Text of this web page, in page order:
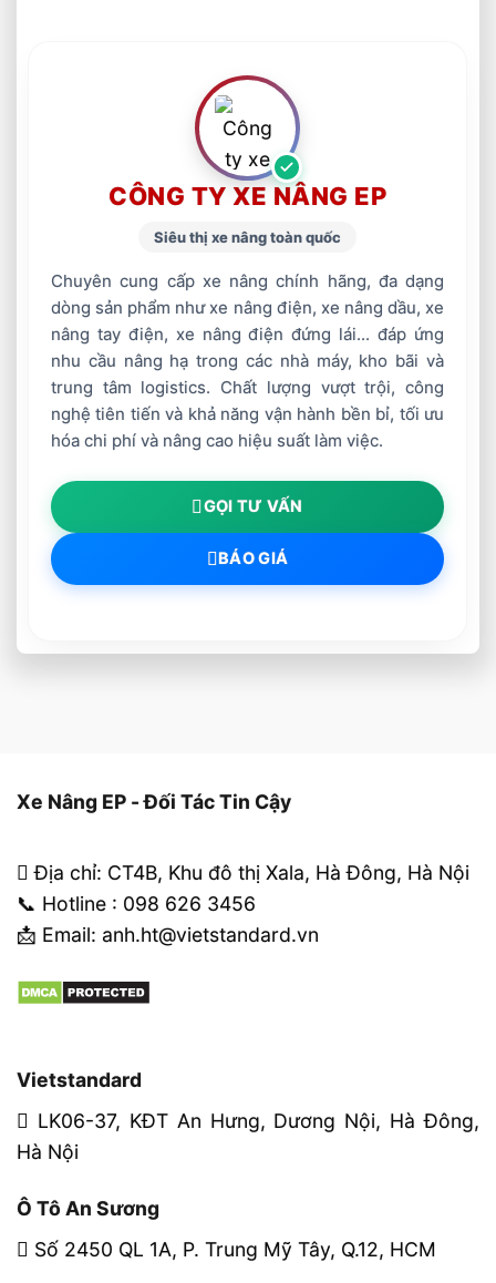
CÔNG TY XE NÂNG EP
Siêu thị xe nâng toàn quốc
Chuyên cung cấp xe nâng chính hãng, đa dạng
dòng sản phẩm như xe nâng điện, xe nâng dầu, xe
nâng tay điện, xe nâng điện đứng lái... đáp ứng
nhu cầu nâng hạ trong các nhà máy, kho bãi và
trung tâm logistics. Chất lượng vượt trội, công
nghệ tiên tiến và khả năng vận hành bền bỉ, tối ưu
hóa chi phí và nâng cao hiệu suất làm việc.
GỌI TƯ VẤN
BÁO GIÁ
Xe Nâng EP - Đối Tác Tin Cậy
Địa chỉ: CT4B, Khu đô thị Xala, Hà Đông, Hà Nội
📞 Hotline : 098 626 3456
📩 Email: anh.ht@vietstandard.vn
Vietstandard
LK06-37, KĐT An Hưng, Dương Nội, Hà Đông,
Hà Nội
Ô Tô An Sương
Số 2450 QL 1A, P. Trung Mỹ Tây, Q.12, HCM